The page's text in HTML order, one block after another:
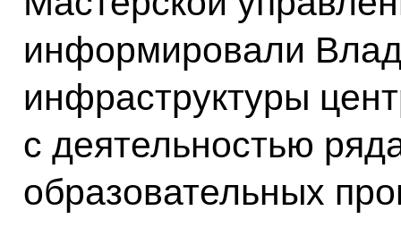
информировали
инфраструктуры
с деятельностью
образовательных